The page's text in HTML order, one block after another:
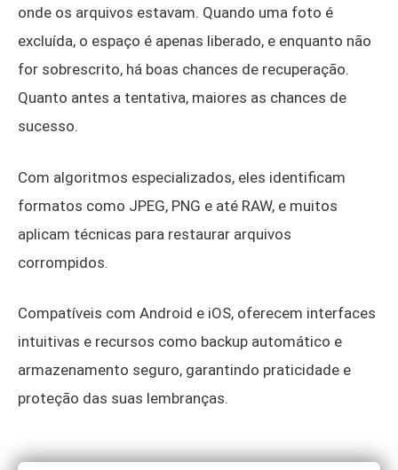
onde os arquivos estavam. Quando uma foto é
excluída, o espaço é apenas liberado, e enquanto não
for sobrescrito, há boas chances de recuperação.
Quanto antes a tentativa, maiores as chances de
sucesso.
Com algoritmos especializados, eles identificam
formatos como JPEG, PNG e até RAW, e muitos
aplicam técnicas para restaurar arquivos
corrompidos.
Compatíveis com Android e iOS, oferecem interfaces
intuitivas e recursos como backup automático e
armazenamento seguro, garantindo praticidade e
proteção das suas lembranças.